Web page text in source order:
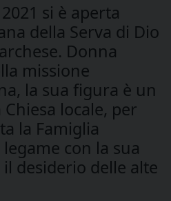
si è aperta
della Serva di Dio
Donna
missione
la sua figura è un
locale, per
la Famiglia
con la sua
desiderio delle alte